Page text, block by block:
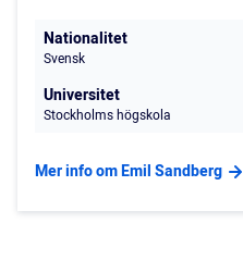
Nationalitet
Svensk
Universitet
Stockholms högskola
Mer info om Emil Sandberg